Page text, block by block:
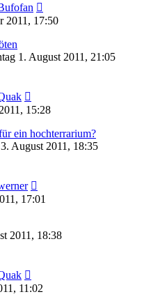
2011, 17:50
1. August 2011, 21:05
15:28
ein hochterrarium?
August 2011, 18:35
17:01
2011, 18:38
11:02